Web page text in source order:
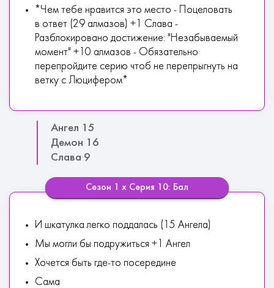
*Чем тебе нравится это место - Поцеловать
в ответ (29 алмазов) +1 Слава -
Разблокировано достижение: "Незабываемый
момент" +10 алмазов - Обязательно
перепройдите серию чтоб не перепрыгнуть на
ветку с Люцифером*
Ангел 15
Демон 16
Слава 9
Сезон 1 х Серия 10: Бал
И шкатулка легко поддалась (15 Ангела)
Мы могли бы подружиться +1 Ангел
Хочется быть где-то посередине
Сама